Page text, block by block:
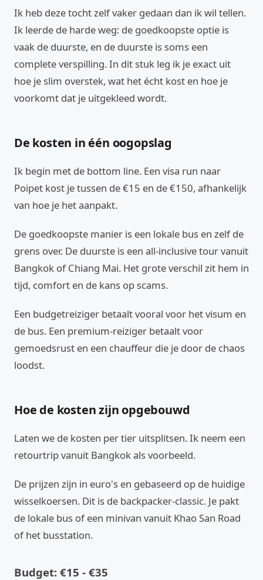
Ik heb deze tocht zelf vaker gedaan dan ik wil tellen.
Ik leerde de harde weg: de goedkoopste optie is
vaak de duurste, en de duurste is soms een
complete verspilling. In dit stuk leg ik je exact uit
hoe je slim overstek, wat het écht kost en hoe je
voorkomt dat je uitgekleed wordt.
De kosten in één oogopslag
Ik begin met de bottom line. Een visa run naar
Poipet kost je tussen de €15 en de €150, afhankelijk
van hoe je het aanpakt.
De goedkoopste manier is een lokale bus en zelf de
grens over. De duurste is een all-inclusive tour vanuit
Bangkok of Chiang Mai. Het grote verschil zit hem in
tijd, comfort en de kans op scams.
Een budgetreiziger betaalt vooral voor het visum en
de bus. Een premium-reiziger betaalt voor
gemoedsrust en een chauffeur die je door de chaos
loodst.
Hoe de kosten zijn opgebouwd
Laten we de kosten per tier uitsplitsen. Ik neem een
retourtrip vanuit Bangkok als voorbeeld.
De prijzen zijn in euro's en gebaseerd op de huidige
wisselkoersen. Dit is de backpacker-classic. Je pakt
de lokale bus of een minivan vanuit Khao San Road
of het busstation.
Budget: €15 - €35